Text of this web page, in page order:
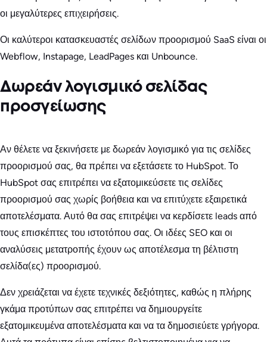
οι μεγαλύτερες επιχειρήσεις.
Οι καλύτεροι κατασκευαστές σελίδων προορισμού SaaS είναι οι
Webflow, Instapage, LeadPages και Unbounce.
Δωρεάν λογισμικό σελίδας
προσγείωσης
Αν θέλετε να ξεκινήσετε με δωρεάν λογισμικό για τις σελίδες
προορισμού σας, θα πρέπει να εξετάσετε το HubSpot. Το
HubSpot σας επιτρέπει να εξατομικεύσετε τις σελίδες
προορισμού σας χωρίς βοήθεια και να επιτύχετε εξαιρετικά
αποτελέσματα. Αυτό θα σας επιτρέψει να κερδίσετε leads από
τους επισκέπτες του ιστοτόπου σας. Οι ιδέες SEO και οι
αναλύσεις μετατροπής έχουν ως αποτέλεσμα τη βέλτιστη
σελίδα(ες) προορισμού.
Δεν χρειάζεται να έχετε τεχνικές δεξιότητες, καθώς η πλήρης
γκάμα προτύπων σας επιτρέπει να δημιουργείτε
εξατομικευμένα αποτελέσματα και να τα δημοσιεύετε γρήγορα.